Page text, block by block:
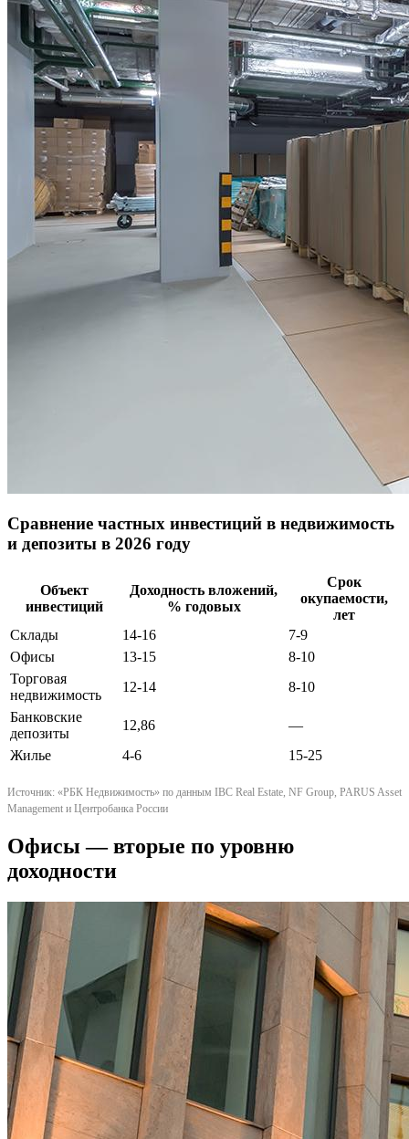
Сравнение частных инвестиций в недвижимость
и депозиты в 2026 году
Объект
инвестиций
Доходность вложений,
% годовых
Срок
окупаемости,
лет
Склады
14-16
7-9
Офисы
13-15
8-10
Торговая
недвижимость
12-14
8-10
Банковские
депозиты
12,86
—
Жилье
4-6 15-25
Источник: «РБК Недвижимость» по данным IBC Real Estate, NF Group, PARUS Asset
Management и Центробанка России
Офисы — вторые по уровню
доходности